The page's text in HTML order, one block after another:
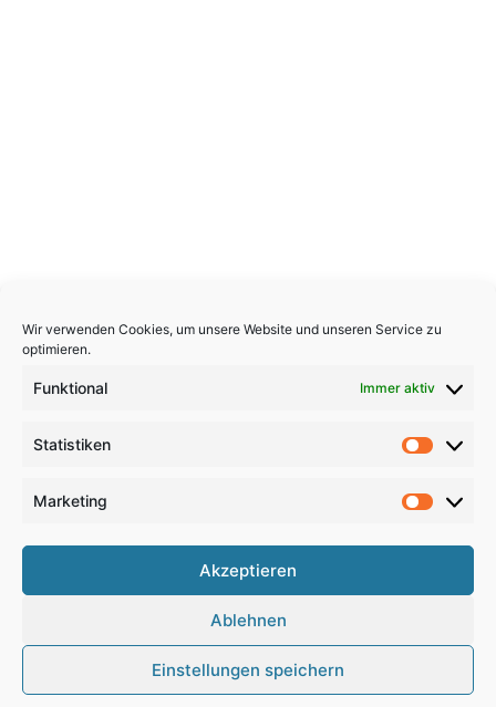
Wir verwenden Cookies, um unsere Website und unseren Service zu
optimieren.
Funktional Immer aktiv
Statistiken
Marketing
Akzeptieren
Ablehnen
Einstellungen speichern
Copyright 2026, All Rights Reserved
Haftungsausschluss
RSS Facebook
X PinterestYouTubeInstagram